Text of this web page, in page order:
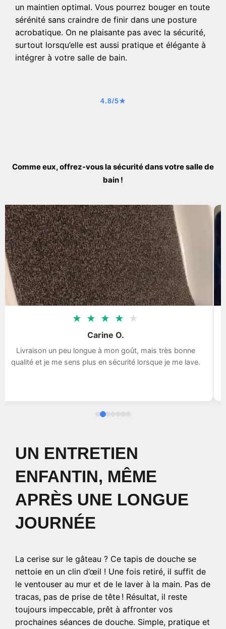
un maintien optimal. Vous pourrez bouger en toute
sérénité sans craindre de finir dans une posture
acrobatique. On ne plaisante pas avec la sécurité,
surtout lorsqu’elle est aussi pratique et élégante à
intégrer à votre salle de bain.
4.8/5★
Comme eux, offrez-vous la sécurité dans votre salle de
bain !
★ ★ ★ ★ ★
Carine O.
Livraison un peu longue à mon goût, mais très bonne
qualité et je me sens plus en sécurité lorsque je me lave.
UN ENTRETIEN
ENFANTIN, MÊME
APRÈS UNE LONGUE
JOURNÉE
La cerise sur le gâteau ? Ce tapis de douche se
nettoie en un clin d’œil ! Une fois retiré, il suffit de
le ventouser au mur et de le laver à la main. Pas de
tracas, pas de prise de tête ! Résultat, il reste
toujours impeccable, prêt à affronter vos
prochaines séances de douche. Simple, pratique et